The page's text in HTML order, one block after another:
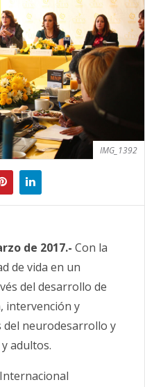
IMG_1392
de 2017.- Con la
de vida en un
del desarrollo de
intervención y
neurodesarrollo y
adultos.